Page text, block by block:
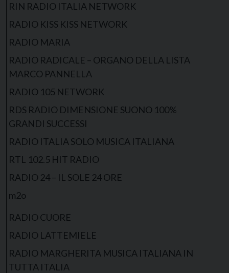
RIN RADIO ITALIA NETWORK
RADIO KISS KISS NETWORK
RADIO MARIA
RADIO RADICALE – ORGANO DELLA LISTA
MARCO PANNELLA
RADIO 105 NETWORK
RDS RADIO DIMENSIONE SUONO 100%
GRANDI SUCCESSI
RADIO ITALIA SOLO MUSICA ITALIANA
RTL 102.5 HIT RADIO
RADIO 24 – IL SOLE 24 ORE
m2o
RADIO CUORE
RADIO LATTEMIELE
RADIO MARGHERITA MUSICA ITALIANA IN
TUTTA ITALIA